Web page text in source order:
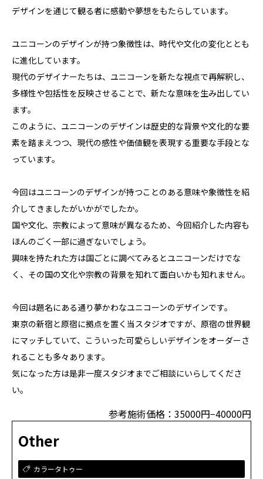
デザインを通じて観る者に感動や夢想をもたらしています。
ユニコーンのデザインが持つ象徴性は、時代や文化の変化ととも
に進化しています。
現代のデザイナーたちは、ユニコーンを新たな視点で再解釈し、
多様性や包括性を反映させることで、新たな意味を生み出してい
ます。
このように、ユニコーンのデザインは歴史的な背景や文化的な要
素を踏まえつつ、現代の感性や価値観を表現する重要な手段とな
っています。
今回はユニコーンのデザインが持つことのある意味や象徴性を紹
介してきましたがいかがでしたか。
国や文化、宗教によって意味が異なるため、今回紹介した内容も
ほんのごく一部に過ぎないでしょう。
興味を持たれた方は国ごとに調べてみるとユニコーンだけでな
く、その国の文化や宗教の背景を知れて面白いかも知れません。
今回は題名にある通り夢かわなユニコーンのデザインです。
東京の新宿と原宿に拠点を置く当スタジオですが、原宿の世界観
にマッチしていて、こういった可愛らしいデザインをオーダーさ
れることも多々あります。
気になった方は是非一度スタジオまでご相談にいらしてくださ
い。
参考施術価格：35000円−40000円
Other
カラータトゥー